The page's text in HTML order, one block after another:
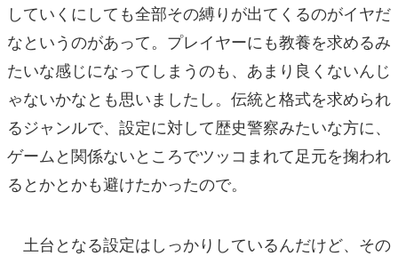
していくにしても全部その縛りが出てくるのがイヤだ
なというのがあって。プレイヤーにも教養を求めるみ
たいな感じになってしまうのも、あまり良くないんじ
ゃないかなとも思いましたし。伝統と格式を求められ
るジャンルで、設定に対して歴史警察みたいな方に、
ゲームと関係ないところでツッコまれて足元を掬われ
るとかとかも避けたかったので。
土台となる設定はしっかりしているんだけど、その